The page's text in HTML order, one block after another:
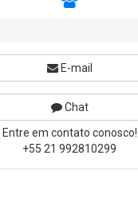
E-mail
Chat
Entre em contato conosco!
+55 21 992810299